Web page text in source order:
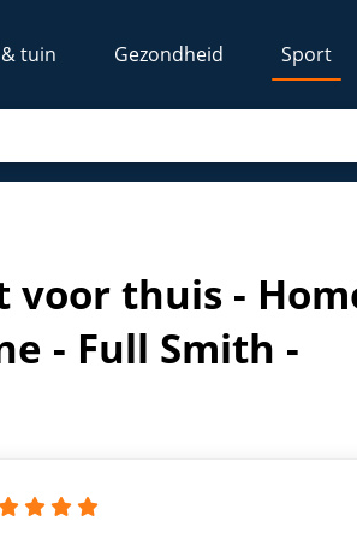
tuin Gezondheid Sport
voor thuis -
- Full Smith -